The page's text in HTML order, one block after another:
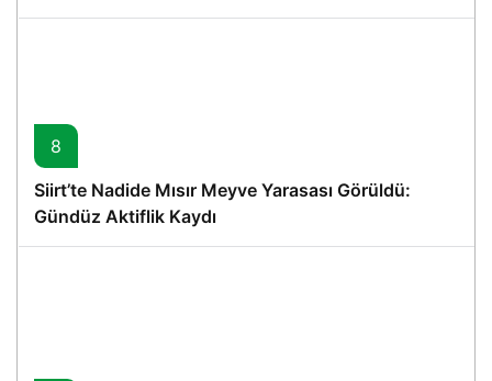
Proje
8
Siirt’te Nadide Mısır Meyve Yarasası Görüldü:
Gündüz Aktiflik Kaydı